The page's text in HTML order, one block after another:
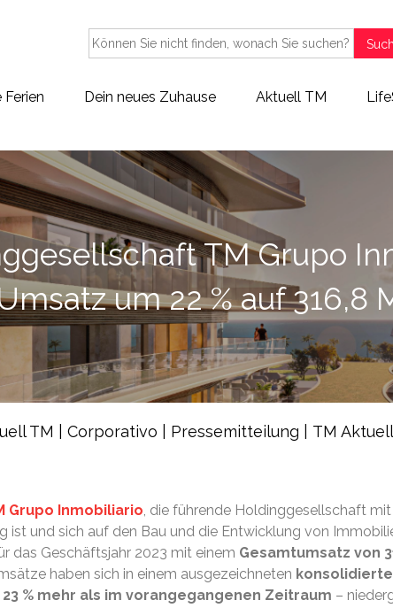
Ferien Dein neues Zuhause Aktuell TM
TM Grupo
um 22 % auf 316,8
TM Corporativo Pressemitteilung TM Aktuell
Grupo Inmobiliario, die führende Holdinggesellschaft
ist und sich auf den Bau und die Entwicklung von
das Geschäftsjahr 2023 mit einem Gesamtumsatz von
haben sich in einem ausgezeichneten
23 % mehr als im vorangegangenen Zeitraum –